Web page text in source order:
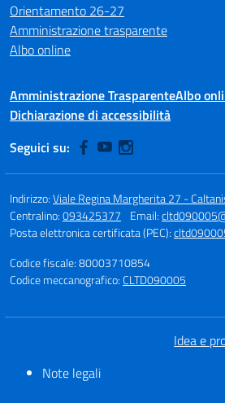
Orientamento 26-27
Amministrazione trasparente
Albo online
Amministrazione TrasparenteAlbo
Dichiarazione di accessibilità
Seguici su:
Indirizzo:Viale Regina Margherita 27 -
Centralino:093425377 Email:
Posta elettronica certificata (PEC):
Codice fiscale: 80003710854
Codice meccanografico:CLTD090005
Idea e
Note legali